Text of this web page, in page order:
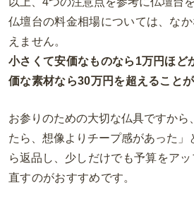
仏壇台の料金相場については、な
えません。
小さくて安価なものなら 1万円ほど
価な素材なら30万円を超えること
お参りのための大切な仏具ですから
たら、想像よりチープ感があった」
ら返品し、 少しだけでも予算をア
直すのがおすすめです。